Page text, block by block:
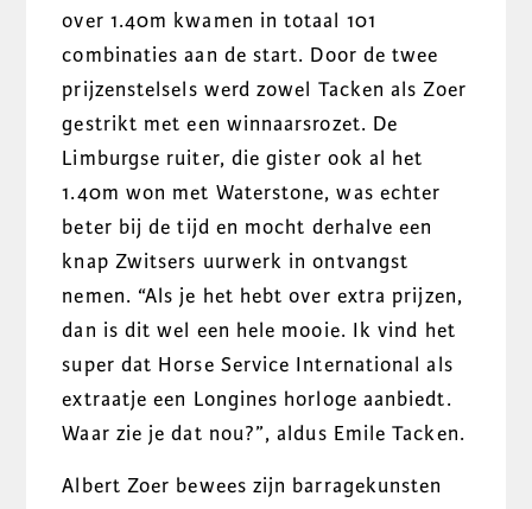
over 1.40m kwamen in totaal 101
combinaties aan de start. Door de twee
prijzenstelsels werd zowel Tacken als Zoer
gestrikt met een winnaarsrozet. De
Limburgse ruiter, die gister ook al het
1.40m won met Waterstone, was echter
beter bij de tijd en mocht derhalve een
knap Zwitsers uurwerk in ontvangst
nemen. “Als je het hebt over extra prijzen,
dan is dit wel een hele mooie. Ik vind het
super dat Horse Service International als
extraatje een Longines horloge aanbiedt.
Waar zie je dat nou?”, aldus Emile Tacken.
Albert Zoer bewees zijn barragekunsten